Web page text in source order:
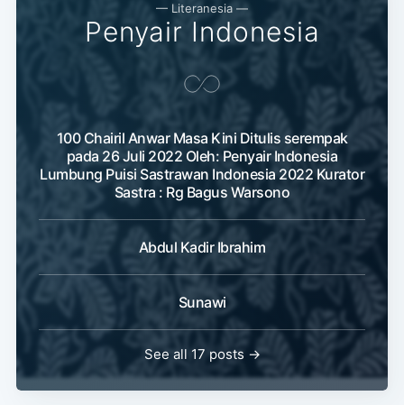
— Literanesia —
Penyair Indonesia
100 Chairil Anwar Masa Kini Ditulis serempak
pada 26 Juli 2022 Oleh: Penyair Indonesia
Lumbung Puisi Sastrawan Indonesia 2022 Kurator
Sastra : Rg Bagus Warsono
Abdul Kadir Ibrahim
Sunawi
See all 17 posts →